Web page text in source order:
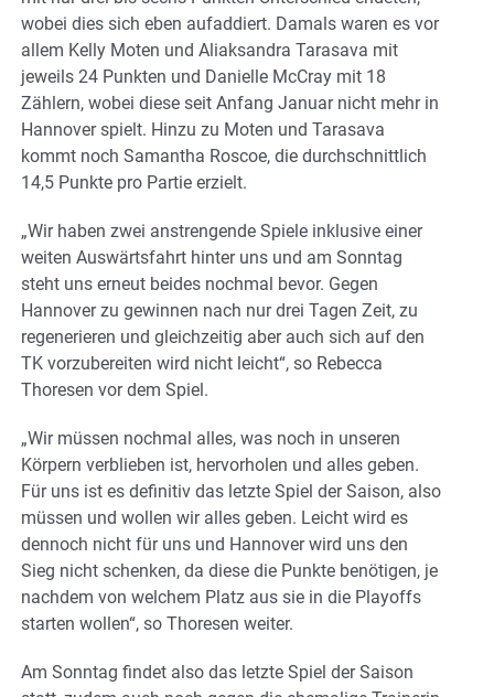
wobei dies sich eben aufaddiert. Damals waren es vor
allem Kelly Moten und Aliaksandra Tarasava mit
jeweils 24 Punkten und Danielle McCray mit 18
Zählern, wobei diese seit Anfang Januar nicht mehr in
Hannover spielt. Hinzu zu Moten und Tarasava
kommt noch Samantha Roscoe, die durchschnittlich
14,5 Punkte pro Partie erzielt.
„Wir haben zwei anstrengende Spiele inklusive einer
weiten Auswärtsfahrt hinter uns und am Sonntag
steht uns erneut beides nochmal bevor. Gegen
Hannover zu gewinnen nach nur drei Tagen Zeit, zu
regenerieren und gleichzeitig aber auch sich auf den
TK vorzubereiten wird nicht leicht“, so Rebecca
Thoresen vor dem Spiel.
„Wir müssen nochmal alles, was noch in unseren
Körpern verblieben ist, hervorholen und alles geben.
Für uns ist es definitiv das letzte Spiel der Saison, also
müssen und wollen wir alles geben. Leicht wird es
dennoch nicht für uns und Hannover wird uns den
Sieg nicht schenken, da diese die Punkte benötigen, je
nachdem von welchem Platz aus sie in die Playoffs
starten wollen“, so Thoresen weiter.
Am Sonntag findet also das letzte Spiel der Saison